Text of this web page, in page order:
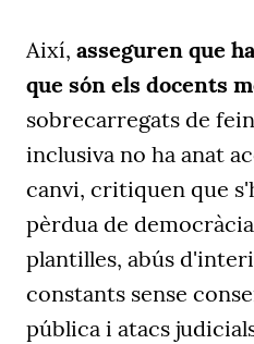
Així, asseguren que
que són els docents
sobrecarregats de
inclusiva no ha anat
canvi, critiquen que
pèrdua de
plantilles, abús
constants sense
pública i atacs